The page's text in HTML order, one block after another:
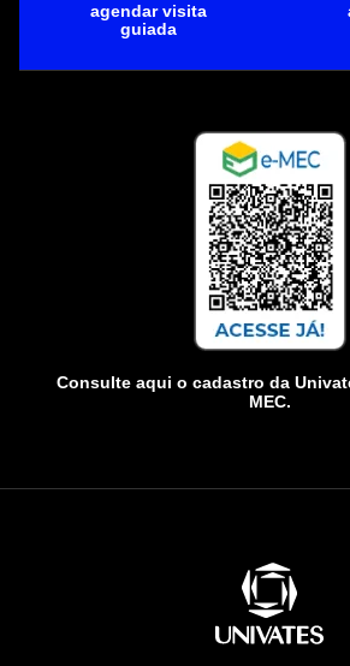
agendar visita
guiada
Consulte aqui o cadastro da
MEC.